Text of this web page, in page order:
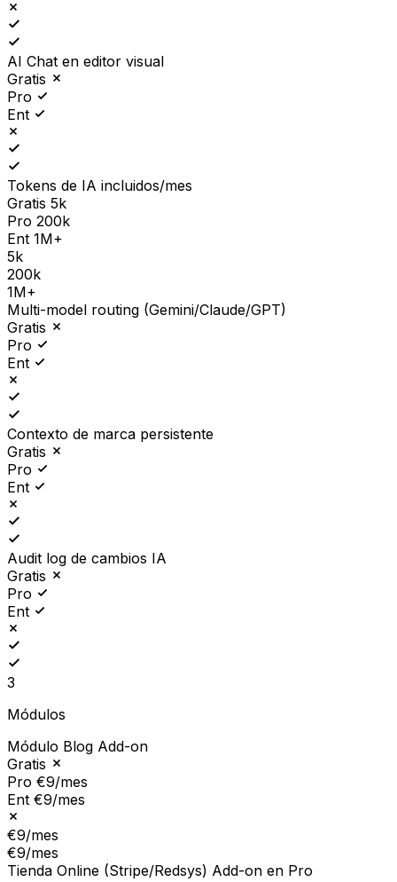
AI Chat en editor visual
Gratis
Pro
Ent
Tokens de IA incluidos/mes
Gratis 5k
Pro 200k
Ent 1M+
5k
200k
1M+
Multi-model routing (Gemini/Claude/GPT)
Gratis
Pro
Ent
Contexto de marca persistente
Gratis
Pro
Ent
Audit log de cambios IA
Gratis
Pro
Ent
3
Módulos
Módulo Blog Add-on
Gratis
Pro €9/mes
Ent €9/mes
€9/mes
€9/mes
Tienda Online (Stripe/Redsys) Add-on en Pro